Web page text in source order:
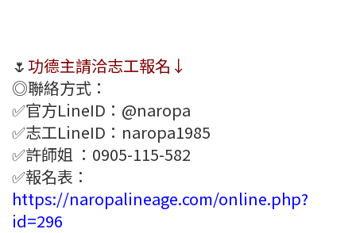
🌷 功德主請洽志工報名↓
◎聯絡方式：
✅官方LineID：@naropa
✅志工LineID：naropa1985
✅許師姐 ：0905-115-582
✅報名表：
https://naropalineage.com/online.php?
id=296